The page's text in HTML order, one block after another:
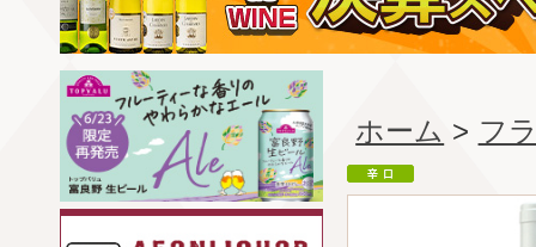
ホーム > フ